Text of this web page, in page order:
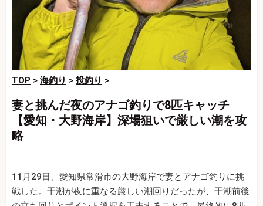
TOP > 海釣り > 投釣り >
妻と挑んだ夜のアナゴ釣りで8匹キャッチ
【愛知・大野海岸】深場狙いで厳しい潮を攻
略
11月29日、愛知県常滑市の大野海岸で妻とアナゴ釣りに挑
戦した。干潮が夜に重なる厳しい潮回りだったが、干潮前後